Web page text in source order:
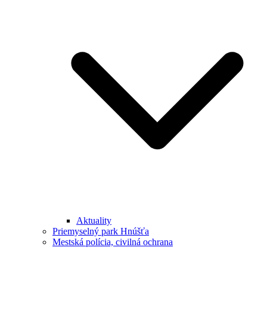
Aktuality
Priemyselný park Hnúšťa
Mestská polícia, civilná ochrana